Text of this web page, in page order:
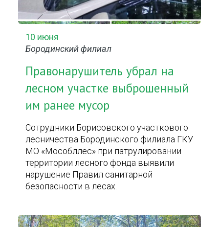
10 июня
Бородинский филиал
Правонарушитель убрал на
лесном участке выброшенный
им ранее мусор
Сотрудники Борисовского участкового
лесничества Бородинского филиала ГКУ
МО «Мособллес» при патрулировании
территории лесного фонда выявили
нарушение Правил санитарной
безопасности в лесах.